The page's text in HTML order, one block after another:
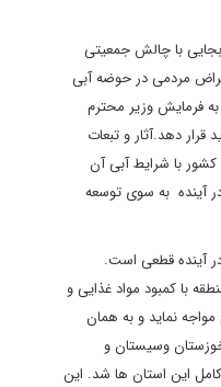
با چالش جمعیتی
مردمی در حوضه آبی
فرمایش وزیر محترم
دهد.آثار و تبعات
با شرایط آبی آن
آینده به سوی توسعه
دهد بحران آب در آینده قطعی است.
با کمبود مواد غذایی و
نماید و به همان
وسیستان و
این استان ها شد. این